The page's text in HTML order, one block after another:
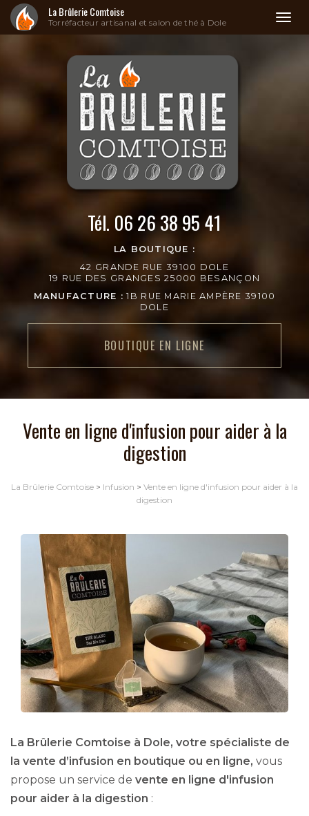
La Brûlerie Comtoise
Torréfacteur artisanal et salon de thé à Dole
Tél. 06 26 38 95 41
LA BOUTIQUE :
42 GRANDE RUE 39100 DOLE
19 RUE DES GRANGES 25000 BESANÇON
MANUFACTURE : 1B RUE MARIE AMPÈRE 39100
DOLE
BOUTIQUE EN LIGNE
Vente en ligne d'infusion pour aider à la
digestion
La Brûlerie Comtoise > Infusion > Vente en ligne d'infusion pour aider à la
digestion
La Brûlerie Comtoise à Dole, votre spécialiste de
la vente d’infusion en boutique ou en ligne, vous
propose un service de vente en ligne d'infusion
pour aider à la digestion :